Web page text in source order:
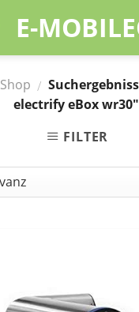
Shop /
electrify eBox
FILTER